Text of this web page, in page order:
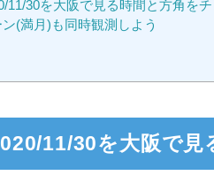
11/30を大阪で見る時間と方角をチ
(満月)も同時観測しよう
11/30を大阪で見